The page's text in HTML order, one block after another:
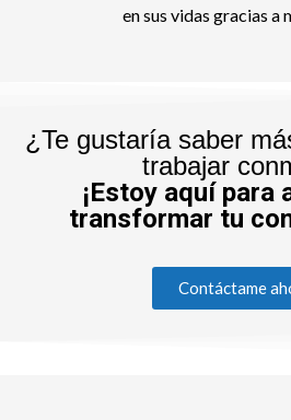
en sus vidas gracias a
¿Te gustaría saber
trabajar
¡Estoy aquí para
transformar tu
Contáctame